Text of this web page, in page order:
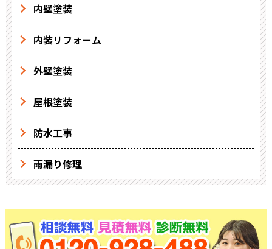
内壁塗装
内装リフォーム
外壁塗装
屋根塗装
防水工事
雨漏り修理